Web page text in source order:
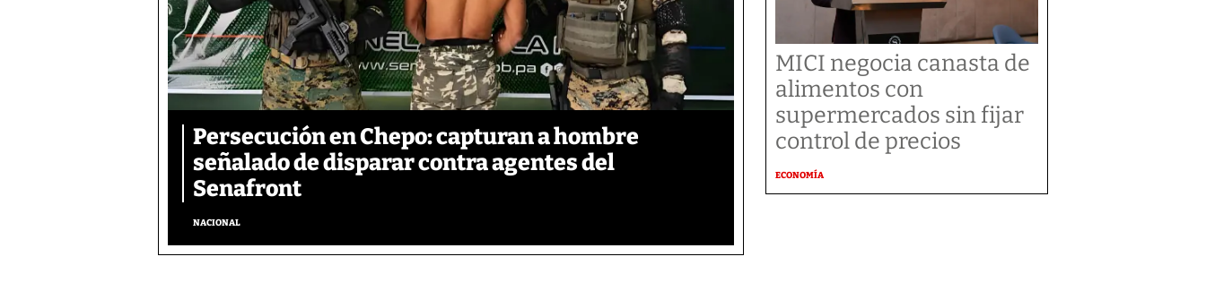
Persecución en Chepo: capturan a hombre
señalado de disparar contra agentes del
Senafront
NACIONAL
MICI negocia canasta de
alimentos con
supermercados sin fijar
control de precios
ECONOMÍA